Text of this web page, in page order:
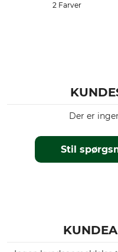
2 Farver
Stil
Der er